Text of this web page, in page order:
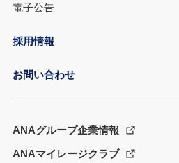
電子公告
採用情報
お問い合わせ
ANAグループ企業情報
ANAマイレージクラブ